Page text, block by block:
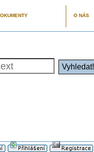
O NÁS